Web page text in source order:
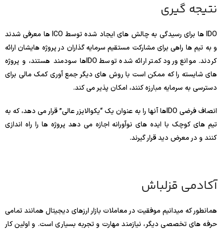
نتیجه گیری
IDO ها برای رسیدگی به چالش های ایجاد شده توسط ICO ها معرفی شدند
و به تیم ها راهی برای مشارکت مستقیم سرمایه گذاران در پروژه هایشان ارائه
کردند. موانع ورود کمتر ارائه شده توسط IDOها سودمند هستند، و پروژه
های شایسته را که ممکن است با روش های دیگر جمع آوری کمک مالی برای
دسترسی به سرمایه مبارزه کنند، امکان پذیر می کند.
انصاف فرضی IDOها آنها را به عنوان یک “یکوالایزر عالی” قرار می دهد، که به
تیم های کوچک با ایده های نوآورانه اجازه می دهد پروژه ها را راه اندازی
کنند و در معرض دید قرار گیرند.
آکادمی قزلباش
همانطور که میدانیم موفقیت در معاملات بازار ارزهای دیجیتال همانند تمامی
حرفه های تخصصی دیگر، نیازمند مهارت و تجربه بسیاری است. و اولین کار